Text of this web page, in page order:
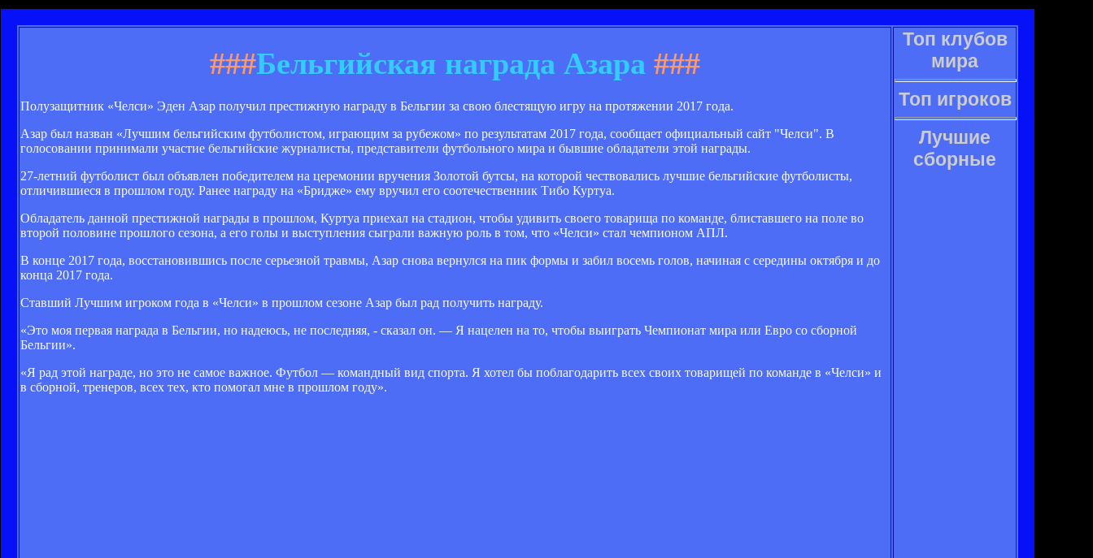
###Бельгийская награда Азара ###
Полузащитник «Челси» Эден Азар получил престижную награду в Бельгии за свою блестящую игру на протяжении 2017 года.
Азар был назван «Лучшим бельгийским футболистом, играющим за рубежом» по результатам 2017 года, сообщает официальный сайт "Челси". В
голосовании принимали участие бельгийские журналисты, представители футбольного мира и бывшие обладатели этой награды.
27-летний футболист был объявлен победителем на церемонии вручения Золотой бутсы, на которой чествовались лучшие бельгийские футболисты,
отличившиеся в прошлом году. Ранее награду на «Бридже» ему вручил его соотечественник Тибо Куртуа.
Обладатель данной престижной награды в прошлом, Куртуа приехал на стадион, чтобы удивить своего товарища по команде, блиставшего на поле во
второй половине прошлого сезона, а его голы и выступления сыграли важную роль в том, что «Челси» стал чемпионом АПЛ.
В конце 2017 года, восстановившись после серьезной травмы, Азар снова вернулся на пик формы и забил восемь голов, начиная с середины октября и до
конца 2017 года.
Ставший Лучшим игроком года в «Челси» в прошлом сезоне Азар был рад получить награду.
«Это моя первая награда в Бельгии, но надеюсь, не последняя, - сказал он. — Я нацелен на то, чтобы выиграть Чемпионат мира или Евро со сборной
Бельгии».
«Я рад этой награде, но это не самое важное. Футбол — командный вид спорта. Я хотел бы поблагодарить всех своих товарищей по команде в «Челси» и
в сборной, тренеров, всех тех, кто помогал мне в прошлом году».
Топ клубов
мира
Топ игроков
Лучшие
сборные